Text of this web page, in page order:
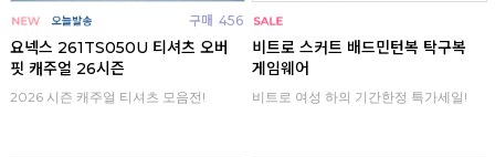
구매 456
요넥스 261TS050U 티셔츠 오버
핏 캐주얼 26시즌
2026 시즌 캐주얼 티셔츠 모음전!
비트로 스커트 배드민턴복 탁구복
게임웨어
비트로 여성 하의 기간한정 특가세일!